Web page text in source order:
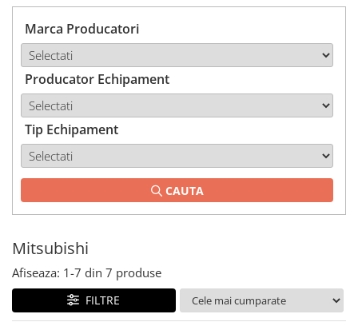
1.1.3. Embleme & Abtibilduri
1.1.4. Climatizare si accesorii
1.2. Piese cu Prindere în 3
Puncte si mecanism de ridicare
1.2.1. Prindere in 3 puncte
1.2.2. Mecanism de ridicare -
Tiranti si accesorii
1.3. Scaune & Accesorii
1.3.1. Scaune
tractoare
Marca Producatori
Producator Echipament
Tip Echipament
CAUTA
Mitsubishi
Afiseaza: 1-7 din 7 produse
FILTRE